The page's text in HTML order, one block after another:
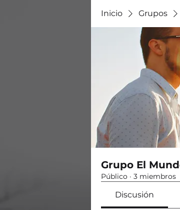
Inicio Grupos
Grupo El
Público · 3 miembros
Discusión